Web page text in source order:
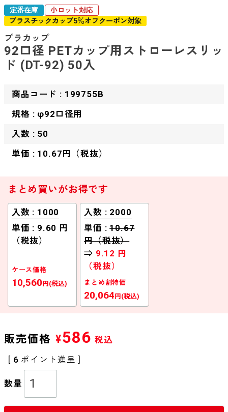
定番在庫
小ロット対応
プラスチックカップ5％オフクーポン対象
プラカップ
92口径 PETカップ用ストローレスリッ
ド (DT-92) 50入
商品コード : 199755B
規格 : φ92口径用
入数 : 50
単価 : 10.67円（税抜）
まとめ買いがお得です
入数 : 1000
単価 : 9.60 円
（税抜）
ケース価格
10,560 円(税込)
入数 : 2000
単価 :10.67
円（税抜）
⇒ 9.12 円
（税抜）
まとめ割特価
20,064 円(税込)
販売価格 ¥586 税込
[ 6 ポイント進呈 ]